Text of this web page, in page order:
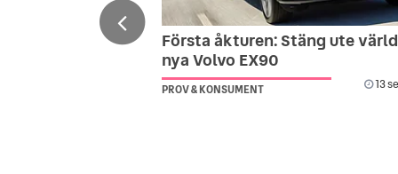
Första åkturen: Stäng ute
nya Volvo EX90
PROV & KONSUMENT 13